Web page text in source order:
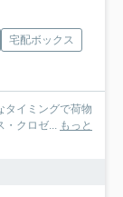
宅配ボックス
タイミングで荷物
・クロゼ... もっと